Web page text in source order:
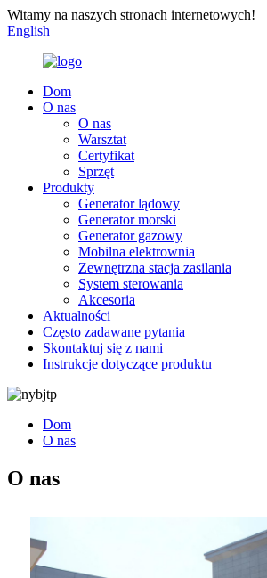
Witamy na naszych stronach internetowych!
English
Dom
O nas
O nas
Warsztat
Certyfikat
Sprzęt
Produkty
Generator lądowy
Generator morski
Generator gazowy
Mobilna elektrownia
Zewnętrzna stacja zasilania
System sterowania
Akcesoria
Aktualności
Często zadawane pytania
Skontaktuj się z nami
Instrukcje dotyczące produktu
Dom
O nas
O nas